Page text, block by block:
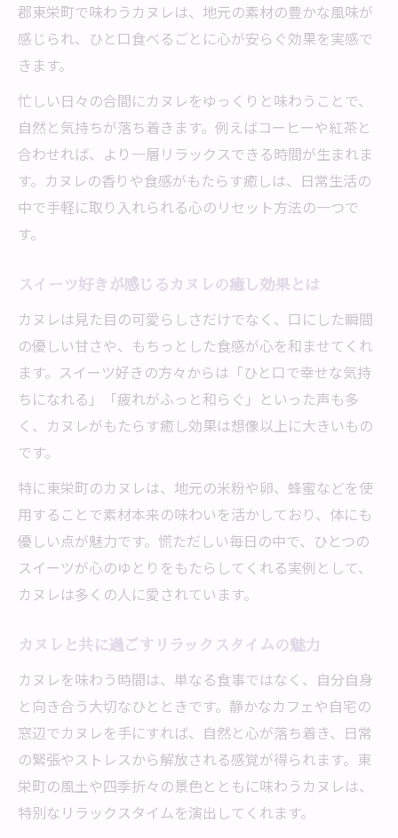
スイーツ探しが楽しくなる東栄町の魅力
カヌレ好き必見の東栄町スイーツ事情
カヌレと精神安らぐひとときの楽しみ方
カヌレを味わい心の癒しを感じるコツ
精神を穏やかにするスイーツタイムの過ご
し方
カヌレの食感が与えるリラックス効果とは
東栄町で味わう癒やしのカヌレスイーツ
東栄町産素材で仕上げたカヌレの魅力
カヌレが奏でるスイーツと癒しのハーモニ
ー
地域の精神を感じるカヌレ体験とは
スイーツ好きが満足する東栄町のカヌレ
カヌレが結ぶ地域と心のあたたかな関係
カヌレが育む地域の絆と精神的なつながり
スイーツがもたらす心温まる交流の場
カヌレを通じて感じる地域の温もり
地域と心を結ぶカヌレの魅力とは
忙しい日常に癒しをくれるカヌレの秘密
カヌレが忙しい毎日に与える癒し効果
スイーツで心をリセットするカヌレの魅力
精神的な安らぎをくれるカヌレの理由
カヌレタイムがストレス解消に効果的な理
由
郡東栄町で味わうカヌレは、地元の素材の豊かな風味が
感じられ、ひと口食べるごとに心が安らぐ効果を実感で
きます。
忙しい日々の合間にカヌレをゆっくりと味わうことで、
自然と気持ちが落ち着きます。例えばコーヒーや紅茶と
合わせれば、より一層リラックスできる時間が生まれま
す。カヌレの香りや食感がもたらす癒しは、日常生活の
中で手軽に取り入れられる心のリセット方法の一つで
す。
スイーツ好きが感じるカヌレの癒し効果とは
カヌレは見た目の可愛らしさだけでなく、口にした瞬間
の優しい甘さや、もちっとした食感が心を和ませてくれ
ます。スイーツ好きの方々からは「ひと口で幸せな気持
ちになれる」「疲れがふっと和らぐ」といった声も多
く、カヌレがもたらす癒し効果は想像以上に大きいもの
です。
特に東栄町のカヌレは、地元の米粉や卵、蜂蜜などを使
用することで素材本来の味わいを活かしており、体にも
優しい点が魅力です。慌ただしい毎日の中で、ひとつの
スイーツが心のゆとりをもたらしてくれる実例として、
カヌレは多くの人に愛されています。
カヌレと共に過ごすリラックスタイムの魅力
カヌレを味わう時間は、単なる食事ではなく、自分自身
と向き合う大切なひとときです。静かなカフェや自宅の
窓辺でカヌレを手にすれば、自然と心が落ち着き、日常
の緊張やストレスから解放される感覚が得られます。東
栄町の風土や四季折々の景色とともに味わうカヌレは、
特別なリラックスタイムを演出してくれます。